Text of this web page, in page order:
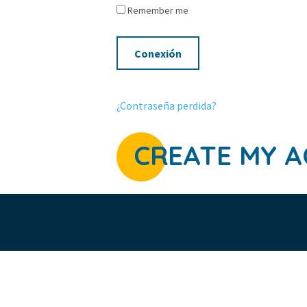
Remember me
¿Contraseña perdida?
CREATE MY